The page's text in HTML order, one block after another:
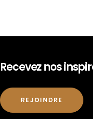
Recevez nos
REJOINDRE